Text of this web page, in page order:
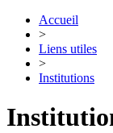
Accueil
>
Liens utiles
>
Institutions